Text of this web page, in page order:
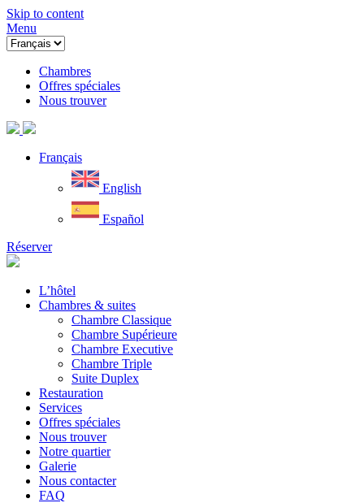
Skip to content
Menu
Chambres
Offres spéciales
Nous trouver
Français
English
Español
Réserver
L’hôtel
Chambres & suites
Chambre Classique
Chambre Supérieure
Chambre Executive
Chambre Triple
Suite Duplex
Restauration
Services
Offres spéciales
Nous trouver
Notre quartier
Galerie
Nous contacter
FAQ